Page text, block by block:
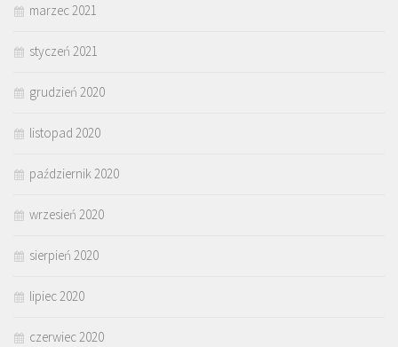
marzec 2021
styczeń 2021
grudzień 2020
listopad 2020
październik 2020
wrzesień 2020
sierpień 2020
lipiec 2020
czerwiec 2020